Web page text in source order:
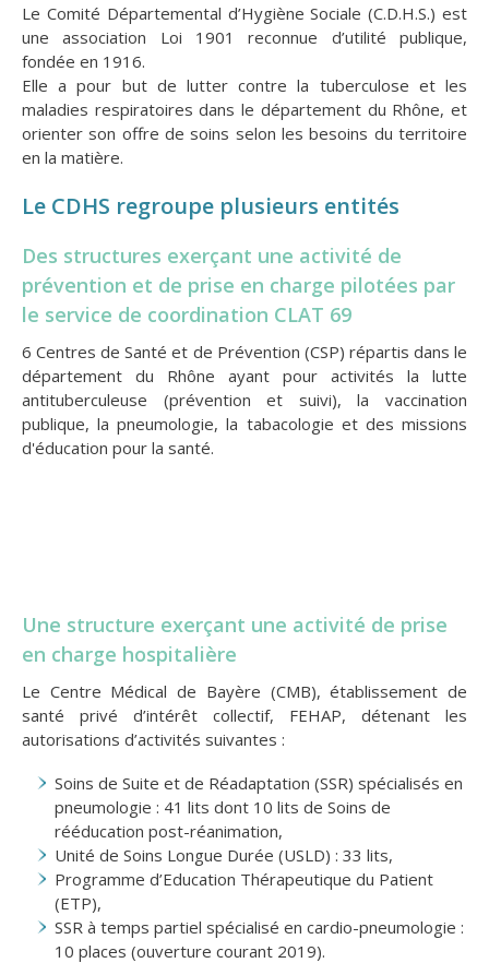
Le Comité Départemental d’Hygiène Sociale (C.D.H.S.) est
une association Loi 1901 reconnue d’utilité publique,
fondée en 1916.
Elle a pour but de lutter contre la tuberculose et les
maladies respiratoires dans le département du Rhône, et
orienter son offre de soins selon les besoins du territoire
en la matière.
Le CDHS regroupe plusieurs entités
Des structures exerçant une activité de
prévention et de prise en charge pilotées par
le service de coordination CLAT 69
6 Centres de Santé et de Prévention (CSP) répartis dans le
département du Rhône ayant pour activités la lutte
antituberculeuse (prévention et suivi), la vaccination
publique, la pneumologie, la tabacologie et des missions
d'éducation pour la santé.
Une structure exerçant une activité de prise
en charge hospitalière
Le Centre Médical de Bayère (CMB), établissement de
santé privé d’intérêt collectif, FEHAP, détenant les
autorisations d’activités suivantes :
Soins de Suite et de Réadaptation (SSR) spécialisés en
pneumologie : 41 lits dont 10 lits de Soins de
rééducation post-réanimation,
Unité de Soins Longue Durée (USLD) : 33 lits,
Programme d’Education Thérapeutique du Patient
(ETP),
SSR à temps partiel spécialisé en cardio-pneumologie :
10 places (ouverture courant 2019).